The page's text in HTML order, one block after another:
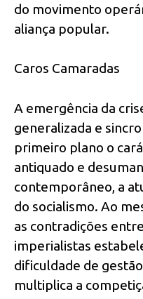
do movimento
aliança popular.
Caros Camaradas
A emergência da
generalizada e
primeiro plano o
antiquado e
contemporâneo, a
do socialismo. Ao
as contradições
imperialistas
dificuldade de
multiplica a